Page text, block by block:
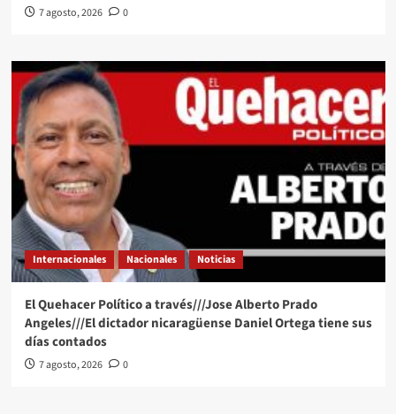
7 agosto, 2026 0
Internacionales Nacionales Noticias
El Quehacer Político a través///Jose Alberto Prado
Angeles///El dictador nicaragüense Daniel Ortega tiene sus
días contados
7 agosto, 2026 0